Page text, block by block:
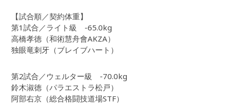
【試合順／契約体重】
第1試合／ライト級 -65.0kg
高橋孝徳（和術慧舟會AKZA）
独眼竜刺牙（ブレイブハート）
第2試合／ウェルター級 -70.0kg
鈴木淑徳（パラエストラ松戸）
阿部右京（総合格闘技道場STF）